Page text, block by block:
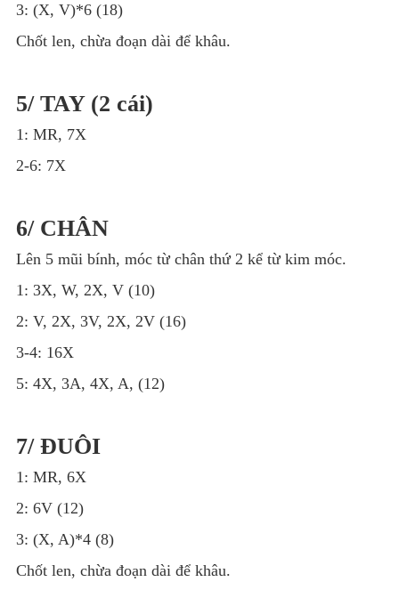
3: (X, V)*6 (18)
Chốt len, chừa đoạn dài để khâu.
5/ TAY (2 cái)
1: MR, 7X
2-6: 7X
6/ CHÂN
Lên 5 mũi bính, móc từ chân thứ 2 kể từ kim móc.
1: 3X, W, 2X, V (10)
2: V, 2X, 3V, 2X, 2V (16)
3-4: 16X
5: 4X, 3A, 4X, A, (12)
7/ ĐUÔI
1: MR, 6X
2: 6V (12)
3: (X, A)*4 (8)
Chốt len, chừa đoạn dài để khâu.